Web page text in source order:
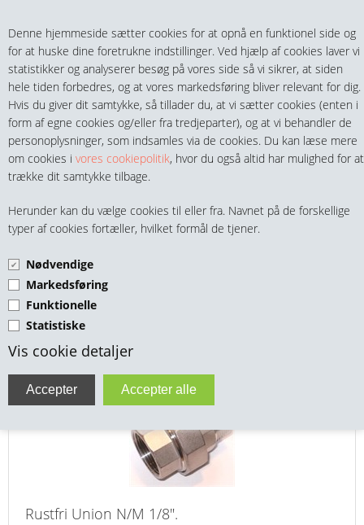
Denne hjemmeside sætter cookies for at opnå en funktionel side og
for at huske dine foretrukne indstillinger. Ved hjælp af cookies laver vi
statistikker og analyserer besøg på vores side så vi sikrer, at siden
hele tiden forbedres, og at vores markedsføring bliver relevant for dig.
Hvis du giver dit samtykke, så tillader du, at vi sætter cookies (enten i
form af egne cookies og/eller fra tredjeparter), og at vi behandler de
personoplysninger, som indsamles via de cookies. Du kan læse mere
om cookies i vores cookiepolitik, hvor du også altid har mulighed for at
trække dit samtykke tilbage.
Herunder kan du vælge cookies til eller fra. Navnet på de forskellige
typer af cookies fortæller, hvilket formål de tjener.
Nødvendige
Markedsføring
Funktionelle
Statistiske
Vis cookie detaljer
Teltech.dk 0 vare(r) i kurven
0,00 DKK
MENU
HANER & VENTILER
SLANGER, KOBLINGER & TILBEHØR
RØR & TILBEHØR
TEKNIK & AUTOMATIK
VA FITTINGS & VENTILER
ENTREPENØRARBEJDE- & UDSTYR
VÆRKTØJ
UNION N/M KONISK
RUSRFRI 316
Rustfri Union N/M konisk 1/8" 316
Rustfri Union N/M 1/8".